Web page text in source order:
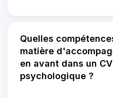
Quelles
matière
en avant dans un
psychologique ?